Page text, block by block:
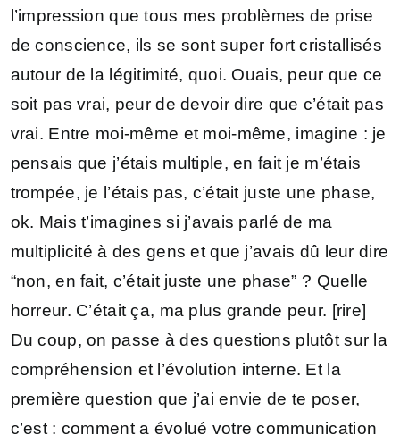
l’impression que tous mes problèmes de prise
de conscience, ils se sont super fort cristallisés
autour de la légitimité, quoi. Ouais, peur que ce
soit pas vrai, peur de devoir dire que c’était pas
vrai. Entre moi-même et moi-même, imagine : je
pensais que j’étais multiple, en fait je m’étais
trompée, je l’étais pas, c’était juste une phase,
ok. Mais t’imagines si j’avais parlé de ma
multiplicité à des gens et que j’avais dû leur dire
“non, en fait, c’était juste une phase” ? Quelle
horreur. C’était ça, ma plus grande peur. [rire]
Du coup, on passe à des questions plutôt sur la
compréhension et l’évolution interne. Et la
première question que j’ai envie de te poser,
c’est : comment a évolué votre communication